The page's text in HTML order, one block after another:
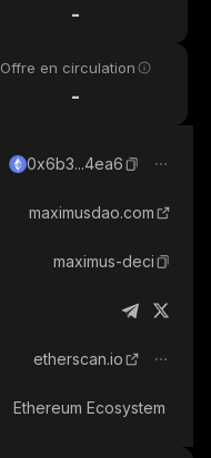
-
Offre en circulation
-
0x6b3...4ea6
maximusdao.com
maximus-deci
etherscan.io
Ethereum Ecosystem